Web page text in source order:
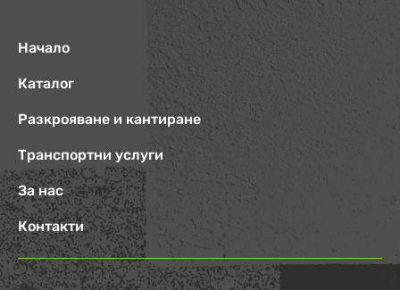
Начало
Каталог
Разкрояване и кантиране
Транспортни услуги
За нас
Контакти